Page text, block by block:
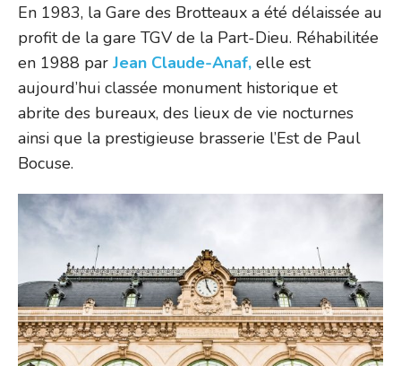
En 1983, la Gare des Brotteaux a été délaissée au
profit de la gare TGV de la Part-Dieu. Réhabilitée
en 1988 par Jean Claude-Anaf, elle est
aujourd’hui classée monument historique et
abrite des bureaux, des lieux de vie nocturnes
ainsi que la prestigieuse brasserie l’Est de Paul
Bocuse.